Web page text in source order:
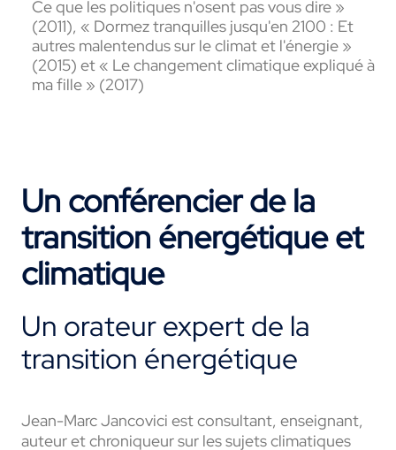
Ce que les politiques n'osent pas vous dire »
(2011), « Dormez tranquilles jusqu'en 2100 : Et
autres malentendus sur le climat et l'énergie »
(2015) et « Le changement climatique expliqué à
ma fille » (2017)
Un conférencier de la
transition énergétique et
climatique
Un orateur expert de la
transition énergétique
Jean-Marc Jancovici est consultant, enseignant,
auteur et chroniqueur sur les sujets climatiques